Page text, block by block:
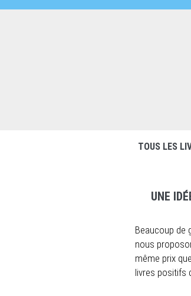
TOUS LES
UNE
Beaucoup de
nous
même prix
livres positifs